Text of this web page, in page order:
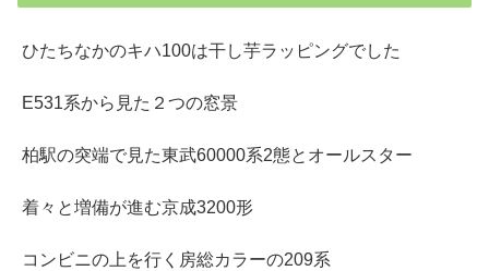
ひたちなかのキハ100は干し芋ラッピングでした
E531系から見た２つの窓景
柏駅の突端で見た東武60000系2態とオールスター
着々と増備が進む京成3200形
コンビニの上を行く房総カラーの209系